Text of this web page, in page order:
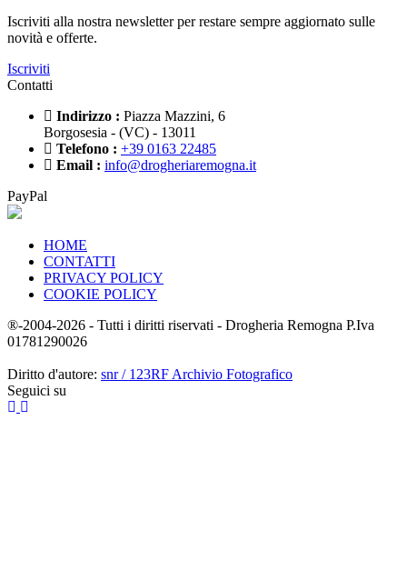
Iscriviti alla nostra newsletter per restare sempre aggiornato sulle
novità e offerte.
Iscriviti
Contatti
Indirizzo : Piazza Mazzini, 6
Borgosesia - (VC) - 13011
Telefono : +39 0163 22485
Email : info@drogheriaremogna.it
PayPal
HOME
CONTATTI
PRIVACY POLICY
COOKIE POLICY
®-2004-2026 - Tutti i diritti riservati - Drogheria Remogna P.Iva
01781290026
Diritto d'autore: snr / 123RF Archivio Fotografico
Seguici su